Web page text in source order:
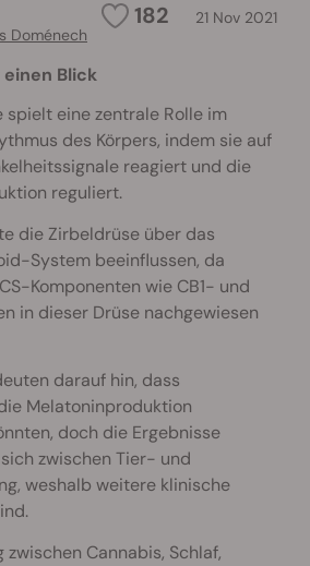
182 21 Nov 2021
Doménech
Blick
spielt eine zentrale Rolle im
des Körpers, indem sie auf
reagiert und die
reguliert.
die Zirbeldrüse über das
System beeinflussen, da
Komponenten wie CB1- und
in dieser Drüse nachgewiesen
darauf hin, dass
Melatoninproduktion
doch die Ergebnisse
zwischen Tier- und
weshalb weitere klinische
zwischen Cannabis, Schlaf,